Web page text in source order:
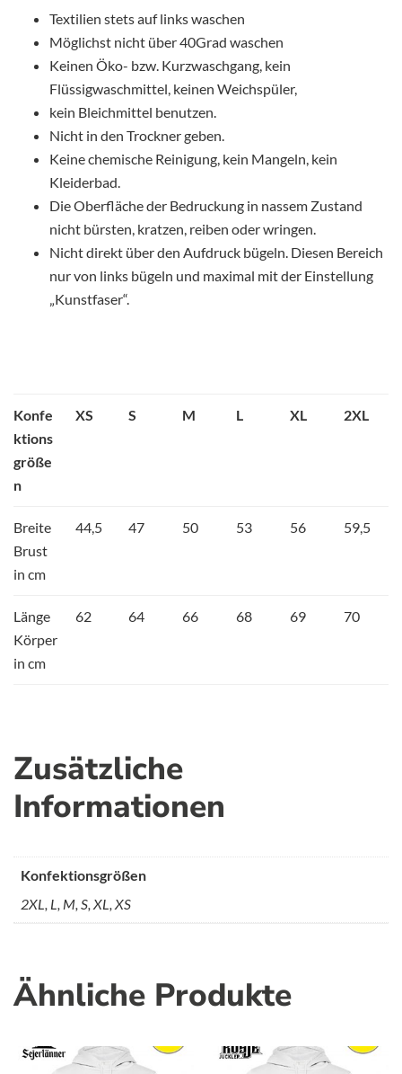
Textilien stets auf links waschen
Möglichst nicht über 40Grad waschen
Keinen Öko- bzw. Kurzwaschgang, kein
Flüssigwaschmittel, keinen Weichspüler,
kein Bleichmittel benutzen.
Nicht in den Trockner geben.
Keine chemische Reinigung, kein Mangeln, kein
Kleiderbad.
Die Oberfläche der Bedruckung in nassem Zustand
nicht bürsten, kratzen, reiben oder wringen.
Nicht direkt über den Aufdruck bügeln. Diesen Bereich
nur von links bügeln und maximal mit der Einstellung
„Kunstfaser“.
Konfe
ktions
größe
n
XS S M L XL 2XL
Breite
Brust
in cm
44,5 47 50 53 56 59,5
Länge
Körper
in cm
62 64 66 68 69 70
Zusätzliche
Informationen
Konfektionsgrößen
2XL, L, M, S, XL, XS
Ähnliche Produkte